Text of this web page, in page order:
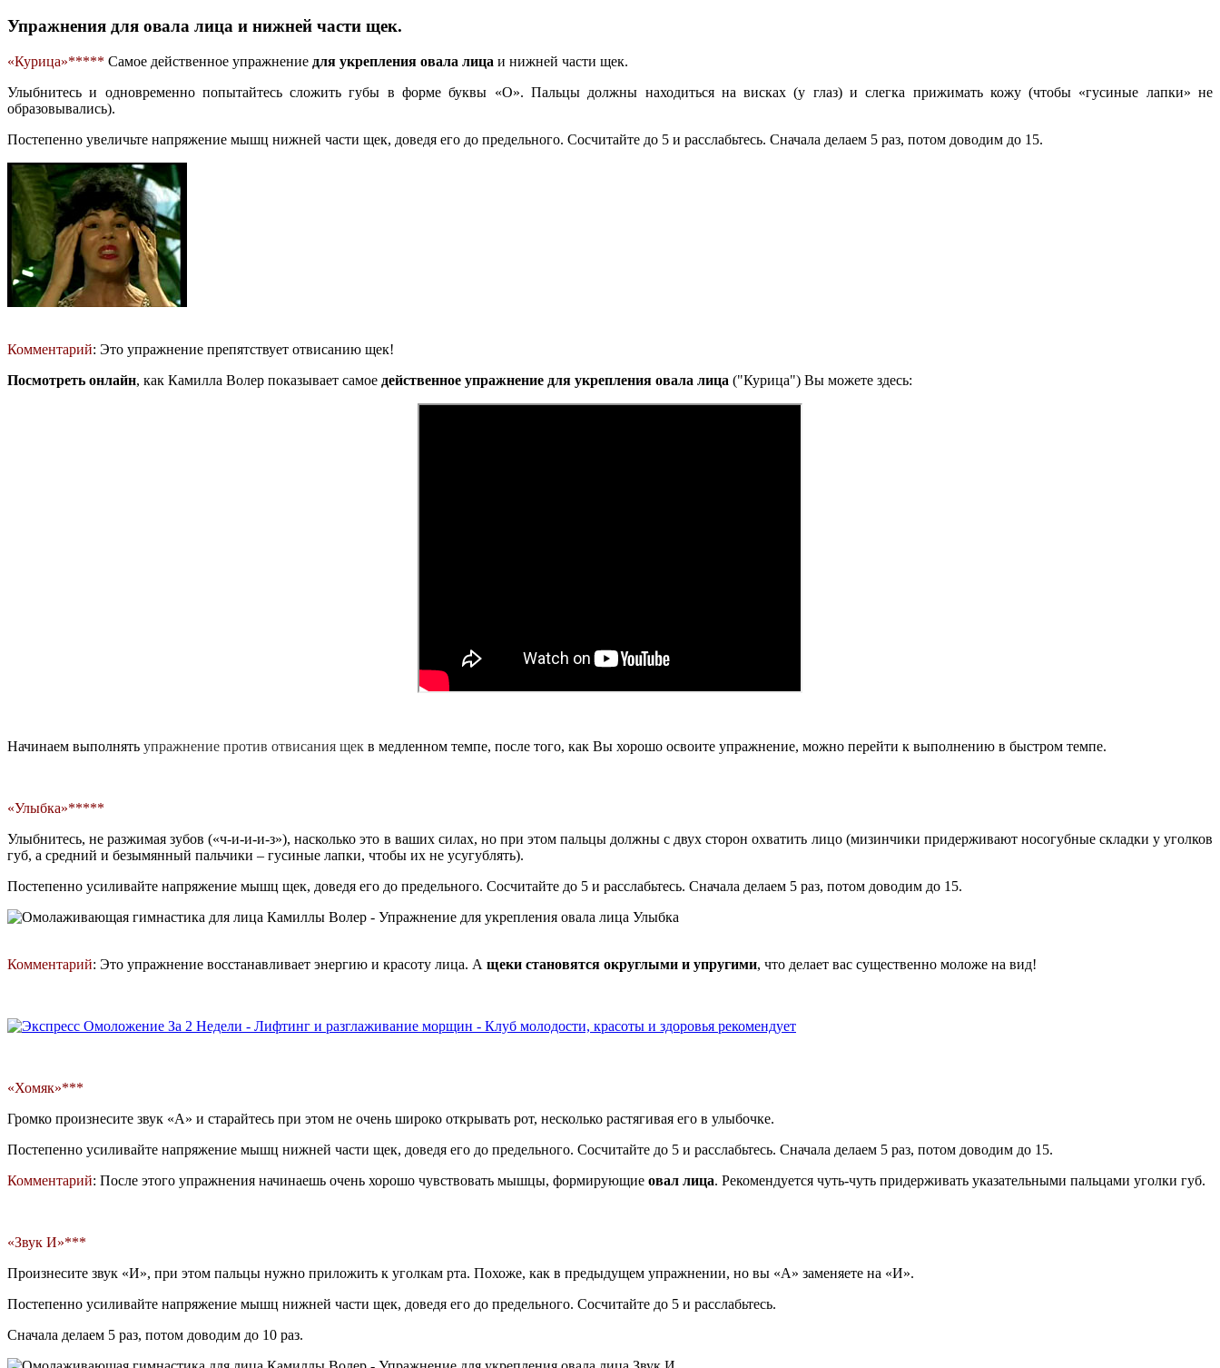
Упражнения для овала лица и нижней части щек.
«Курица»***** Самое действенное упражнение для укрепления овала лица и нижней части щек.
Улыбнитесь и одновременно попытайтесь сложить губы в форме буквы «О». Пальцы должны находиться на висках (у глаз) и слегка прижимать кожу (чтобы «гусиные лапки» не
образовывались).
Постепенно увеличьте напряжение мышц нижней части щек, доведя его до предельного. Сосчитайте до 5 и расслабьтесь. Сначала делаем 5 раз, потом доводим до 15.
Комментарий: Это упражнение препятствует отвисанию щек!
Посмотреть онлайн, как Камилла Волер показывает самое действенное упражнение для укрепления овала лица ("Курица") Вы можете здесь:
Начинаем выполнять упражнение против отвисания щек в медленном темпе, после того, как Вы хорошо освоите упражнение, можно перейти к выполнению в быстром темпе.
«Улыбка»*****
Улыбнитесь, не разжимая зубов («ч-и-и-и-з»), насколько это в ваших силах, но при этом пальцы должны с двух сторон охватить лицо (мизинчики придерживают носогубные складки у уголков
губ, а средний и безымянный пальчики – гусиные лапки, чтобы их не усугублять).
Постепенно усиливайте напряжение мышц щек, доведя его до предельного. Сосчитайте до 5 и расслабьтесь. Сначала делаем 5 раз, потом доводим до 15.
Комментарий: Это упражнение восстанавливает энергию и красоту лица. А щеки становятся округлыми и упругими, что делает вас существенно моложе на вид!
«Хомяк»***
Громко произнесите звук «А» и старайтесь при этом не очень широко открывать рот, несколько растягивая его в улыбочке.
Постепенно усиливайте напряжение мышц нижней части щек, доведя его до предельного. Сосчитайте до 5 и расслабьтесь. Сначала делаем 5 раз, потом доводим до 15.
Комментарий: После этого упражнения начинаешь очень хорошо чувствовать мышцы, формирующие овал лица. Рекомендуется чуть-чуть придерживать указательными пальцами уголки губ.
«Звук И»***
Произнесите звук «И», при этом пальцы нужно приложить к уголкам рта. Похоже, как в предыдущем упражнении, но вы «А» заменяете на «И».
Постепенно усиливайте напряжение мышц нижней части щек, доведя его до предельного. Сосчитайте до 5 и расслабьтесь.
Сначала делаем 5 раз, потом доводим до 10 раз.